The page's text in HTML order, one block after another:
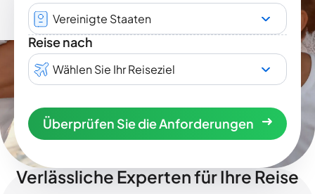
Vereinigte Staaten
Reise nach
Wählen Sie Ihr Reiseziel
Überprüfen Sie die Anforderungen
Verlässliche Experten für Ihre Reise